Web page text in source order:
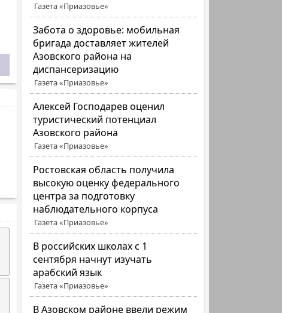
Газета «Приазовье»
Забота о здоровье: мобильная
бригада доставляет жителей
Азовского района на
диспансеризацию
Газета «Приазовье»
Алексей Господарев оценил
туристический потенциал
Азовского района
Газета «Приазовье»
Ростовская область получила
высокую оценку федерального
центра за подготовку
наблюдательного корпуса
Газета «Приазовье»
В российских школах с 1
сентября начнут изучать
арабский язык
Газета «Приазовье»
В Азовском районе ввели режим